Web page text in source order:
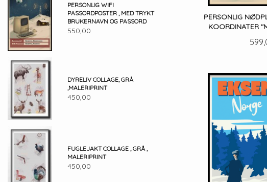
PERSONLIG
KOORDINATER
Pris
LES
PERSONLIG WIFI
PASSORDPOSTER , MED TRYKT
BRUKERNAVN OG PASSORD
550,00
DYRELIV COLLAGE, GRÅ
,MALERIPRINT
450,00
FUGLEJAKT COLLAGE , GRÅ ,
MALERIPRINT
450,00